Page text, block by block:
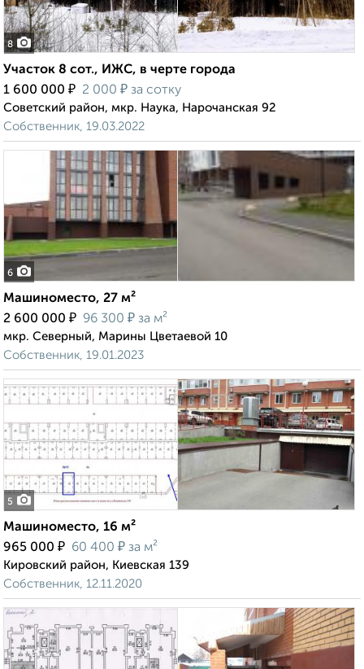
8
Участок 8 сот., ИЖС, в черте города
1 600 000 ₽ 2 000 ₽ за сотку
Советский район, мкр. Наука, Нарочанская 92
Собственник, 19.03.2022
6
Машиноместо, 27 м²
2 600 000 ₽ 96 300 ₽ за м²
мкр. Северный, Марины Цветаевой 10
Собственник, 19.01.2023
5
Машиноместо, 16 м²
965 000 ₽ 60 400 ₽ за м²
Кировский район, Киевская 139
Собственник, 12.11.2020